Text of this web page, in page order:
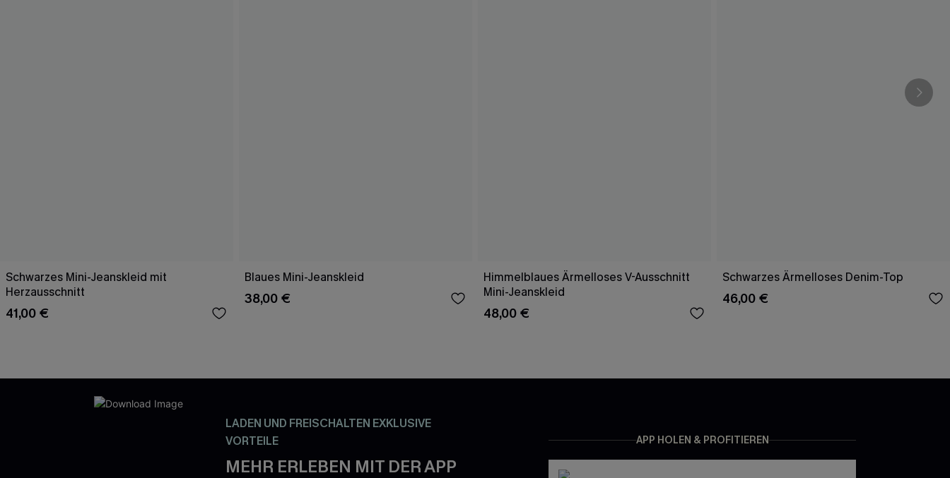
Schwarzes Mini-Jeanskleid mit
Herzausschnitt
41,00 €
Blaues Mini-Jeanskleid
38,00 €
Himmelblaues Ärmelloses V-Ausschnitt
Mini-Jeanskleid
48,00 €
Schwarzes Ärmelloses Denim-Top
46,00 €
LADEN UND FREISCHALTEN EXKLUSIVE
VORTEILE
MEHR ERLEBEN MIT DER APP
APP HOLEN & PROFITIEREN